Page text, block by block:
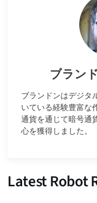
ブラン
ブランドンはデジタ
いている経験豊富な
通貨を通じて暗号通
心を獲得しました。
Latest Robot